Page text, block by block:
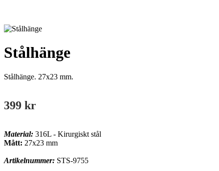
Stålhänge
Stålhänge. 27x23 mm.
399 kr
Material: 316L - Kirurgiskt stål
Mått: 27x23 mm
Artikelnummer: STS-9755